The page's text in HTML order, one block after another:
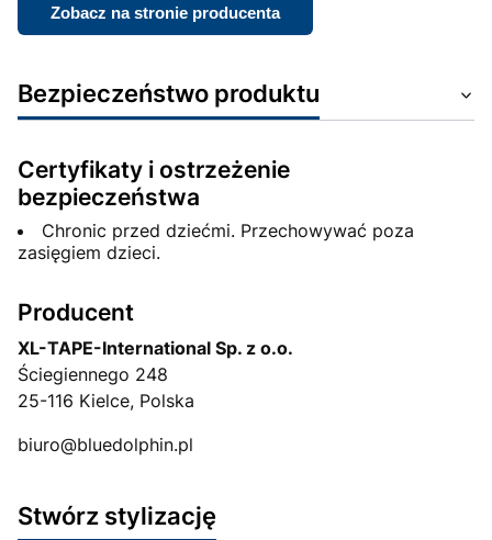
Zobacz na stronie producenta
Bezpieczeństwo produktu
Certyfikaty i ostrzeżenie
bezpieczeństwa
Chronic przed dziećmi. Przechowywać poza
zasięgiem dzieci.
Producent
XL-TAPE-International Sp. z o.o.
Ściegiennego 248
25-116 Kielce, Polska
biuro@bluedolphin.pl
Stwórz stylizację